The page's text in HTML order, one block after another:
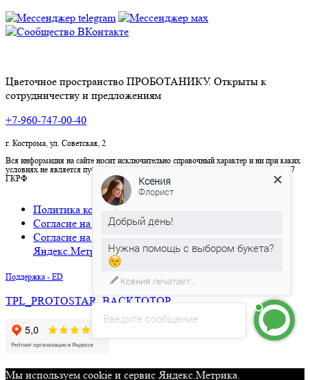
Цветочное пространство ПРОБОТАНИКУ. Открыты к
сотрудничеству и предложениям
+7-960-747-00-40
г. Кострома, ул. Советская, 2
Вся информация на сайте носит исключительно справочный характер и ни при каких
условиях не является публичной офертой, определяемой положениями Статьи 437
ГКРФ
Политика конфиденциальности
Согласие на обработку персональных данных
Согласие на использование cookies и сервиса
Яндекс.Метрика
Поддержка - ED
TPL_PROTOSTAR_BACKTOTOP
Мы используем cookie и сервис Яндекс.Метрика.
Введите сообщение
Ксения
Флорист
Добрый день!
Нужна помощь с выбором букета?
Ксения печатает...